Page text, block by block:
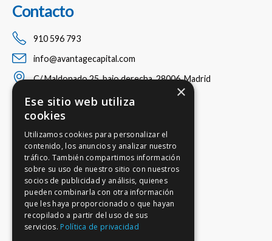
Contacto
910 596 793
info@avantagecapital.com
C/ Maldonado 25, bajo derecha, 28006, Madrid
×
Ese sitio web utiliza
cookies
Utilizamos cookies para personalizar el
contenido, los anuncios y analizar nuestro
tráfico. También compartimos información
sobre su uso de nuestro sitio con nuestros
socios de publicidad y análisis, quienes
pueden combinarla con otra información
que les haya proporcionado o que hayan
recopilado a partir del uso de sus
servicios. Política de privacidad